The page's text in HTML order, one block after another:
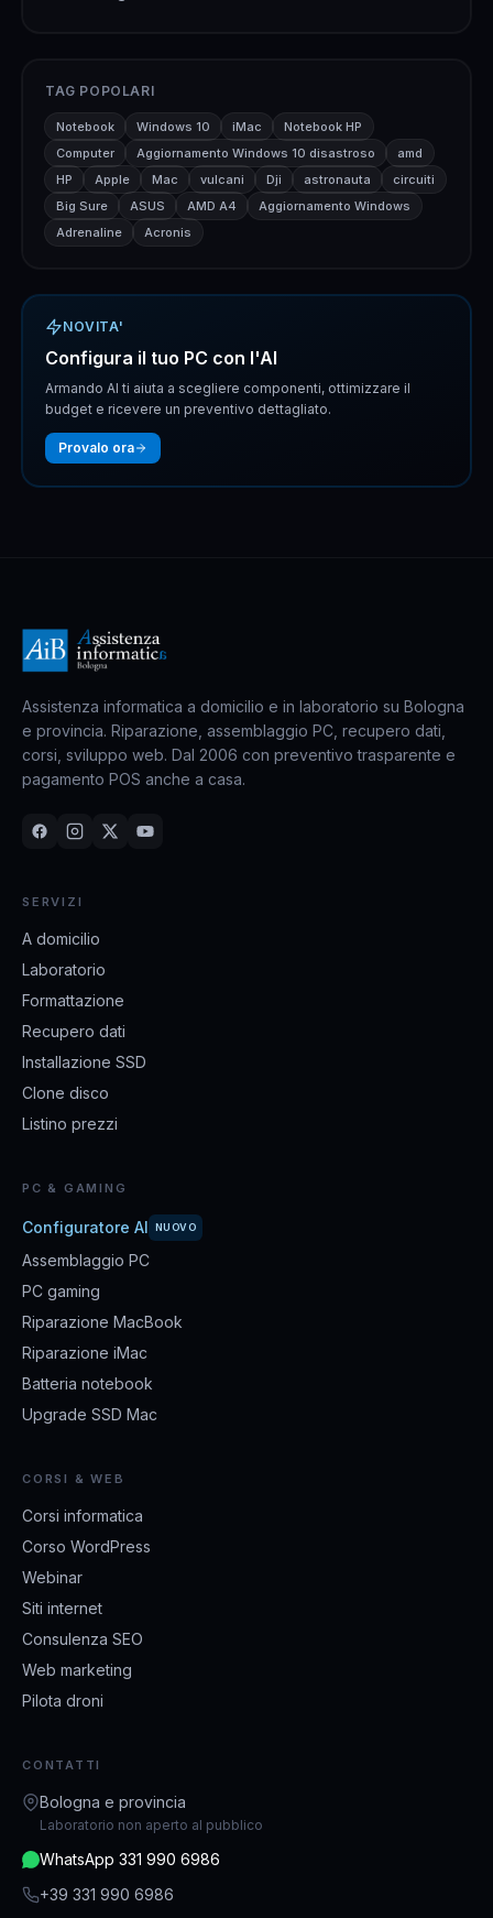
TAG POPOLARI
Notebook Windows 10 iMac
Notebook HP
Computer
Aggiornamento Windows 10 disastroso
amd
HP
Apple Mac vulcani Dji astronauta
circuiti
Big Sure
ASUS AMD A4
Aggiornamento Windows
Adrenaline
Acronis
NOVITA'
Configura il tuo PC con l'AI
Armando AI ti aiuta a scegliere componenti, ottimizzare il
budget e ricevere un preventivo dettagliato.
Provalo ora
Assistenza informatica a domicilio e in laboratorio su Bologna
e provincia. Riparazione, assemblaggio PC, recupero dati,
corsi, sviluppo web. Dal 2006 con preventivo trasparente e
pagamento POS anche a casa.
SERVIZI
A domicilio
Laboratorio
Formattazione
Recupero dati
Installazione SSD
Clone disco
Listino prezzi
PC & GAMING
Configuratore AI NUOVO
Assemblaggio PC
PC gaming
Riparazione MacBook
Riparazione iMac
Batteria notebook
Upgrade SSD Mac
CORSI & WEB
Corsi informatica
Corso WordPress
Webinar
Siti internet
Consulenza SEO
Web marketing
Pilota droni
CONTATTI
Bologna e provincia
Laboratorio non aperto al pubblico
WhatsApp 331 990 6986
+39 331 990 6986